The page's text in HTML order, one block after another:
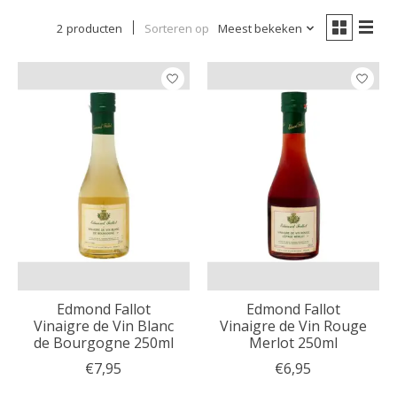
2 producten Sorteren op Meest bekeken
Edmond Fallot
Vinaigre de Vin Blanc
de Bourgogne 250ml
€7,95
Edmond Fallot
Vinaigre de Vin Rouge
Merlot 250ml
€6,95